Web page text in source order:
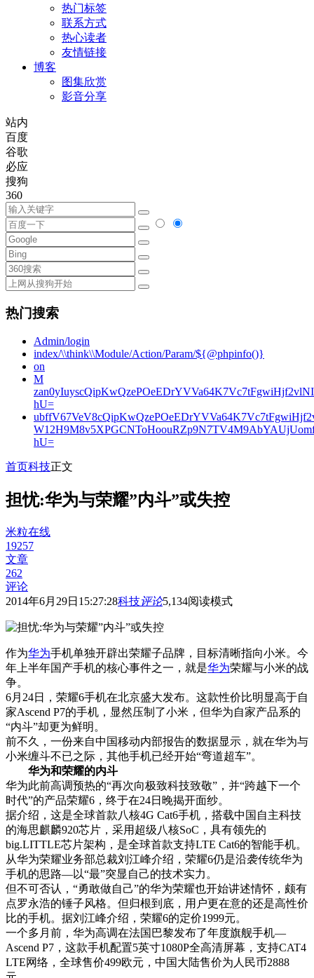
热门标签
联系方式
热心读者
友情链接
博客
图集欣赏
影音分享
站内
百度
谷歌
必应
搜狗
360
热门搜索
Admin/login
index/\\think\\Module/Action/Param/${@phpinfo()}
on
M
hU=
hU=
首页科技正文
担忧:华为与荣耀”内斗”或失控
米粒在线
19257
文章
262
评论
2014年6月29日15:27:28科技评论5,134阅读模式
作为华为手机单独开辟出荣耀子品牌，目标清晰指向小米。今
年上半年国产手机的核心事件之一，就是华为荣耀与小米的战
争。
6月24日，荣耀6手机在北京盛大发布。这款性价比明显高于自
家Ascend P7的手机，显然压制了小米，但华为自家产品系的
“内斗”却更为鲜明。
前不久，一份来自中国移动内部报告的数据显示，就在华为与
小米缠斗不已之际，其他手机已经开始“弯道超车”。
华为和荣耀的内斗
华为此前高调预热的“再次向极致科技致敬”，并“跨越下一个
时代”的产品荣耀6，终于在24日晚揭开面纱。
据介绍，这是全球首款八核4G Cat6手机，搭载中国自主科技
的海思麒麟920芯片，采用超级八核SoC，具有领先的
big.LITTLE芯片架构，是全球首款支持LTE Cat6的智能手机。
从华为荣耀业务部总裁刘江峰介绍，荣耀6仍是沿袭传统华为
手机的思路—以“最”突显自己的技术实力。
但不可否认，“勇敢做自己”的华为荣耀也开始讲述情怀，颇有
点罗永浩的锤子风格。但归根到底，用户更在意的还是高性价
比的手机。据刘江峰介绍，荣耀6的定价1999元。
一个多月前，华为高调在法国巴黎发布了年度旗舰手机—
Ascend P7，这款手机配置5英寸1080P全高清屏幕，支持CAT4
LTE网络，全球售价499欧元，中国大陆售价为人民币2888